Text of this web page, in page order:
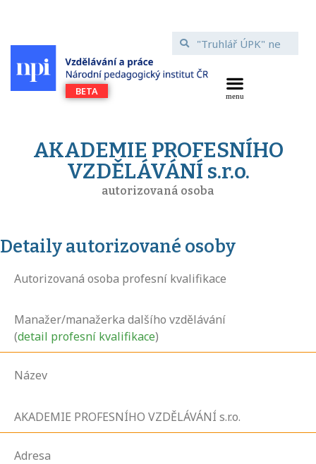
AKADEMIE PROFESNÍHO
VZDĚLÁVÁNÍ s.r.o.
autorizovaná osoba
Detaily autorizované osoby
Autorizovaná osoba profesní kvalifikace
Manažer/manažerka dalšího vzdělávání
(detail profesní kvalifikace)
Název
AKADEMIE PROFESNÍHO VZDĚLÁVÁNÍ s.r.o.
Adresa